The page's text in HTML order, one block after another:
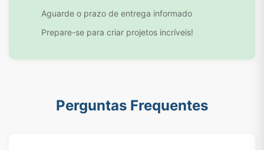
Aguarde o prazo de entrega informado
Prepare-se para criar projetos incríveis!
Perguntas Frequentes